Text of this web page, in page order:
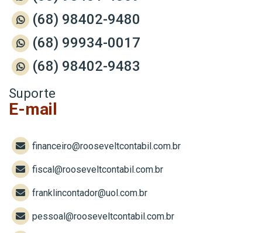
(68) 98402-9480
(68) 99934-0017
(68) 98402-9483
Suporte
E-mail
financeiro@rooseveltcontabil.com.br
fiscal@rooseveltcontabil.com.br
franklincontador@uol.com.br
pessoal@rooseveltcontabil.com.br